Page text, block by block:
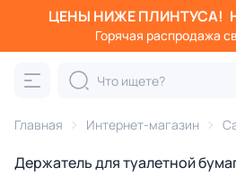
ЦЕНЫ НИЖЕ ПЛИНТУСА!
Горячая распродажа
Главная Интернет-магазин
Держатель для туалетной